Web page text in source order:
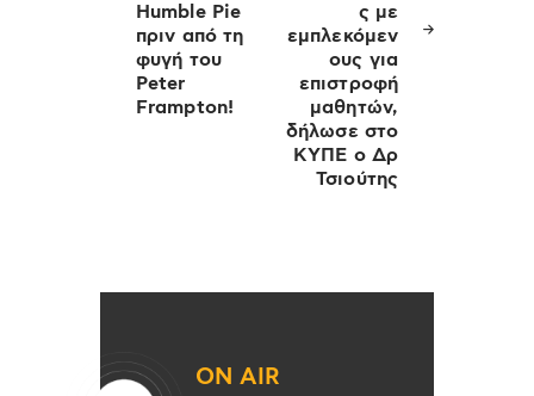
Humble Pie
πριν από τη
φυγή του
Peter
Frampton!
ς με
εμπλεκόμεν
ους για
επιστροφή
μαθητών,
δήλωσε στο
ΚΥΠΕ ο Δρ
Τσιούτης
ON AIR